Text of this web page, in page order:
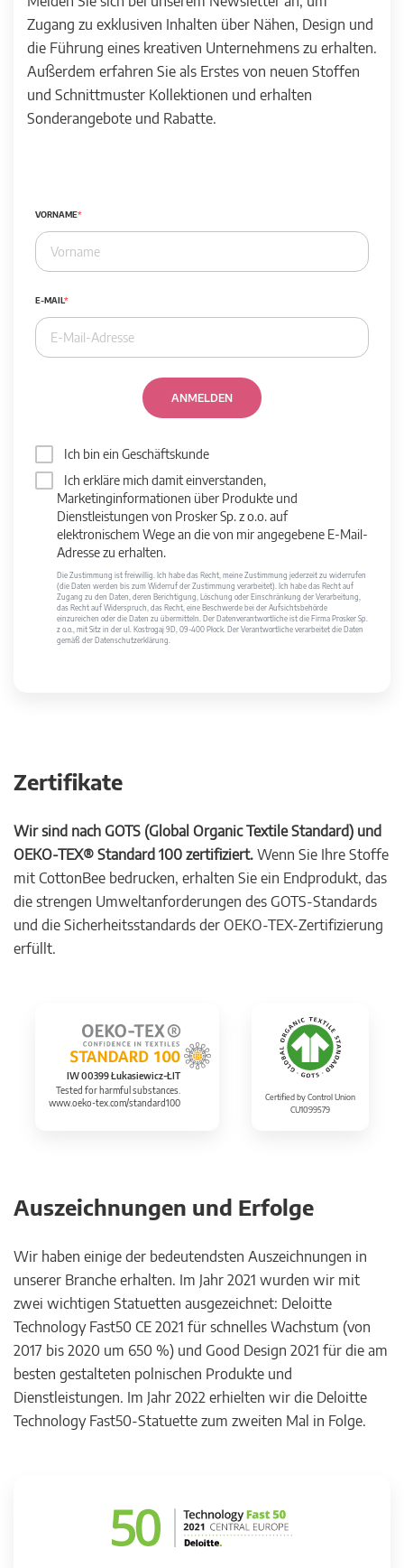
Zugang zu exklusiven Inhalten über Nähen, Design und
die Führung eines kreativen Unternehmens zu erhalten.
Außerdem erfahren Sie als Erstes von neuen Stoffen
und Schnittmuster Kollektionen und erhalten
Sonderangebote und Rabatte.
VORNAME
E-MAIL
ANMELDEN
Ich bin ein Geschäftskunde
Ich erkläre mich damit einverstanden,
Marketinginformationen über Produkte und
Dienstleistungen von Prosker Sp. z o.o. auf
elektronischem Wege an die von mir angegebene E-Mail-
Adresse zu erhalten.
Die Zustimmung ist freiwillig. Ich habe das Recht, meine Zustimmung jederzeit zu widerrufen
(die Daten werden bis zum Widerruf der Zustimmung verarbeitet). Ich habe das Recht auf
Zugang zu den Daten, deren Berichtigung, Löschung oder Einschränkung der Verarbeitung,
das Recht auf Widerspruch, das Recht, eine Beschwerde bei der Aufsichtsbehörde
einzureichen oder die Daten zu übermitteln. Der Datenverantwortliche ist die Firma Prosker Sp.
z o.o., mit Sitz in der ul. Kostrogaj 9D, 09-400 Płock. Der Verantwortliche verarbeitet die Daten
gemäß der Datenschutzerklärung.
Zertifikate
Wir sind nach GOTS (Global Organic Textile Standard) und
OEKO-TEX® Standard 100 zertifiziert. Wenn Sie Ihre Stoffe
mit CottonBee bedrucken, erhalten Sie ein Endprodukt, das
die strengen Umweltanforderungen des GOTS-Standards
und die Sicherheitsstandards der OEKO-TEX-Zertifizierung
erfüllt.
IW 00399 Łukasiewicz-ŁIT
Tested for harmful substances.
www.oeko-tex.com/standard100
Certified by Control Union
CU1099579
Auszeichnungen und Erfolge
Wir haben einige der bedeutendsten Auszeichnungen in
unserer Branche erhalten. Im Jahr 2021 wurden wir mit
zwei wichtigen Statuetten ausgezeichnet: Deloitte
Technology Fast50 CE 2021 für schnelles Wachstum (von
2017 bis 2020 um 650 %) und Good Design 2021 für die am
besten gestalteten polnischen Produkte und
Dienstleistungen. Im Jahr 2022 erhielten wir die Deloitte
Technology Fast50-Statuette zum zweiten Mal in Folge.